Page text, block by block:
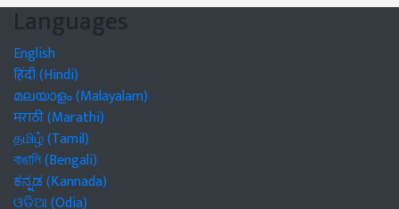
Languages
English
हिंदी (Hindi)
മലയാളം (Malayalam)
मराठी (Marathi)
தமிழ் (Tamil)
বাঙালি (Bengali)
ಕನ್ನಡ (Kannada)
ଓଡିଆ (Odia)